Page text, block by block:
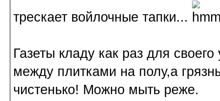
трескает войлочные тапки...
Газеты кладу как раз для
между плитками на полу,а
чистенько! Можно мыть реже.